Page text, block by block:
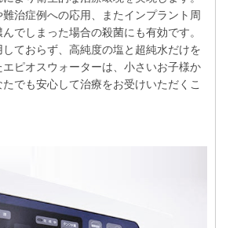
治症例への応用、またインプラント周
でしまった場合の殺菌にも有効です。
ておらず、高純度の塩と超純水だけを
ピオスウォーターは、小さいお子様か
でも安心して治療をお受けいただくこ